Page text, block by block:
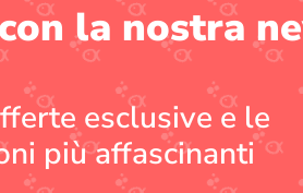
la nostra
esclusive e le
più affascinanti